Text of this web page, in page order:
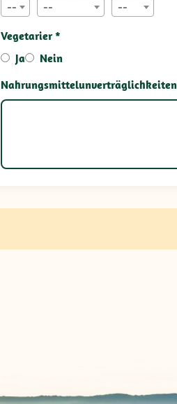
-- -- --
Vegetarier *
Ja
Nein
Nahrungsmittelunverträglichkeiten